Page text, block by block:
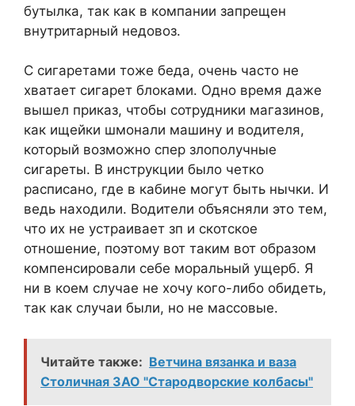
бутылка, так как в компании запрещен
внутритарный недовоз.
С сигаретами тоже беда, очень часто не
хватает сигарет блоками. Одно время даже
вышел приказ, чтобы сотрудники магазинов,
как ищейки шмонали машину и водителя,
который возможно спер злополучные
сигареты. В инструкции было четко
расписано, где в кабине могут быть нычки. И
ведь находили. Водители объясняли это тем,
что их не устраивает зп и скотское
отношение, поэтому вот таким вот образом
компенсировали себе моральный ущерб. Я
ни в коем случае не хочу кого-либо обидеть,
так как случаи были, но не массовые.
Читайте также: Ветчина вязанка и ваза
Столичная ЗАО "Стародворские колбасы"